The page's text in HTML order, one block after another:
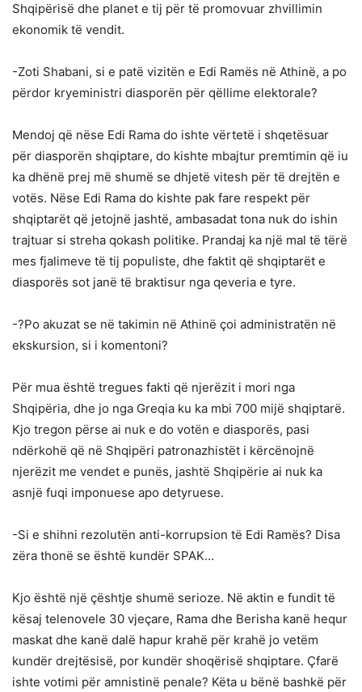
Shqipërisë dhe planet e tij për të promovuar zhvillimin
ekonomik të vendit.
-Zoti Shabani, si e patë vizitën e Edi Ramës në Athinë, a po
përdor kryeministri diasporën për qëllime elektorale?
Mendoj që nëse Edi Rama do ishte vërtetë i shqetësuar
për diasporën shqiptare, do kishte mbajtur premtimin që iu
ka dhënë prej më shumë se dhjetë vitesh për të drejtën e
votës. Nëse Edi Rama do kishte pak fare respekt për
shqiptarët që jetojnë jashtë, ambasadat tona nuk do ishin
trajtuar si streha qokash politike. Prandaj ka një mal të tërë
mes fjalimeve të tij populiste, dhe faktit që shqiptarët e
diasporës sot janë të braktisur nga qeveria e tyre.
-?Po akuzat se në takimin në Athinë çoi administratën në
ekskursion, si i komentoni?
Për mua është tregues fakti që njerëzit i mori nga
Shqipëria, dhe jo nga Greqia ku ka mbi 700 mijë shqiptarë.
Kjo tregon përse ai nuk e do votën e diasporës, pasi
ndërkohë që në Shqipëri patronazhistët i kërcënojnë
njerëzit me vendet e punës, jashtë Shqipërie ai nuk ka
asnjë fuqi imponuese apo detyruese.
-Si e shihni rezolutën anti-korrupsion të Edi Ramës? Disa
zëra thonë se është kundër SPAK…
Kjo është një çështje shumë serioze. Në aktin e fundit të
kësaj telenovele 30 vjeçare, Rama dhe Berisha kanë hequr
maskat dhe kanë dalë hapur krahë për krahë jo vetëm
kundër drejtësisë, por kundër shoqërisë shqiptare. Çfarë
ishte votimi për amnistinë penale? Këta u bënë bashkë për